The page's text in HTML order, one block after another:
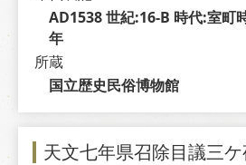
AD1538 世紀:16-B 時代:室町
年
所蔵
国立歴史民俗博物館
天文七年県召除目議三